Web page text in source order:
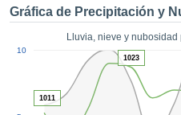
permite
sin coste.
CONTINUAR
Gráfica de Precipitación y
Lluvia, nieve y
10
1011
1023